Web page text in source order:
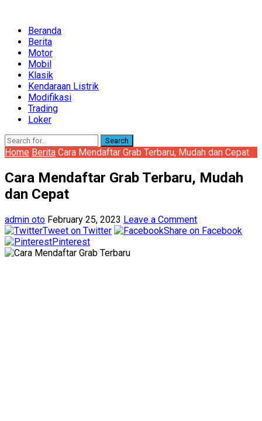
Beranda
Berita
Motor
Mobil
Klasik
Kendaraan Listrik
Modifikasi
Trading
Loker
Search
Home Berita Cara Mendaftar Grab Terbaru, Mudah dan Cepat
Cara Mendaftar Grab Terbaru, Mudah
dan Cepat
admin oto February 25, 2023 Leave a Comment
Tweet on Twitter
Share on Facebook
Pinterest